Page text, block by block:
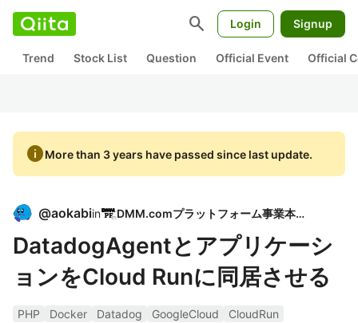
search Login Signup
Trend Stock List Question Official Event Official
infoMore than 3 years have passed since last update.
@aokabiin DMM.comプラットフォーム事業本部
DatadogAgentとアプリケーシ
ョンをCloud Runに同居させる
PHP Docker Datadog GoogleCloud
CloudRun